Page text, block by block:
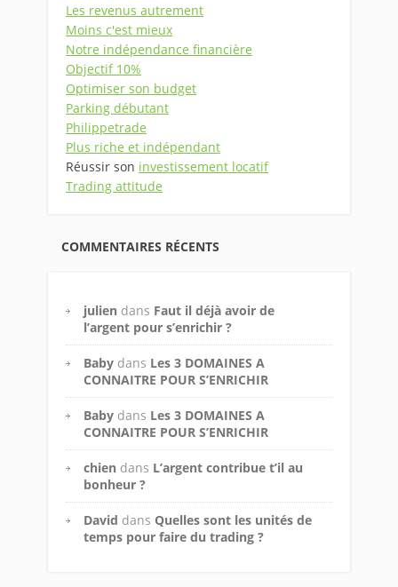
Les revenus autrement
Moins c'est mieux
Notre indépendance financière
Objectif 10%
Optimiser son budget
Parking débutant
Philippetrade
Plus riche et indépendant
Réussir son investissement locatif
Trading attitude
COMMENTAIRES RÉCENTS
julien dans Faut il déjà avoir de
l’argent pour s’enrichir ?
Baby dans Les 3 DOMAINES A
CONNAITRE POUR S’ENRICHIR
Baby dans Les 3 DOMAINES A
CONNAITRE POUR S’ENRICHIR
chien dans L’argent contribue t’il au
bonheur ?
David dans Quelles sont les unités de
temps pour faire du trading ?